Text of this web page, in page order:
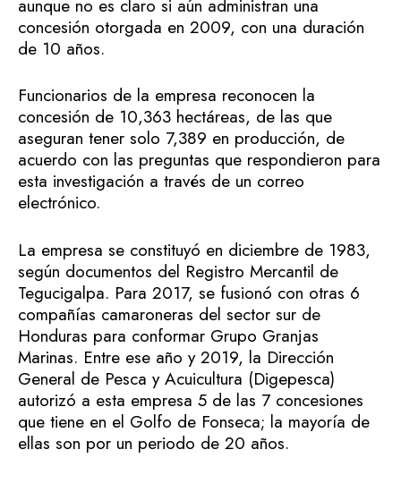
aunque no es claro si aún administran una
concesión otorgada en 2009, con una duración
de 10 años.
Funcionarios de la empresa reconocen la
concesión de 10,363 hectáreas, de las que
aseguran tener solo 7,389 en producción, de
acuerdo con las preguntas que respondieron para
esta investigación a través de un correo
electrónico.
La empresa se constituyó en diciembre de 1983,
según documentos del Registro Mercantil de
Tegucigalpa. Para 2017, se fusionó con otras 6
compañías camaroneras del sector sur de
Honduras para conformar Grupo Granjas
Marinas. Entre ese año y 2019, la Dirección
General de Pesca y Acuicultura (Digepesca)
autorizó a esta empresa 5 de las 7 concesiones
que tiene en el Golfo de Fonseca; la mayoría de
ellas son por un periodo de 20 años.